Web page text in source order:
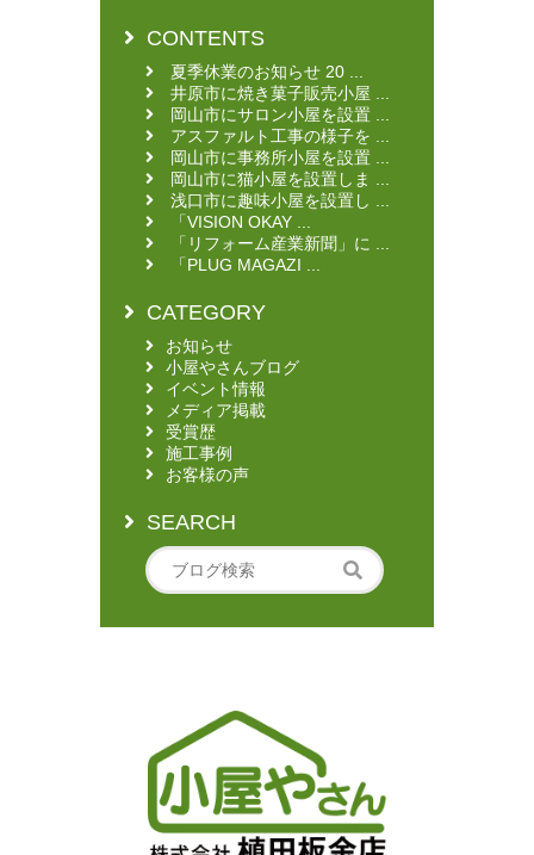
CONTENTS
夏季休業のお知らせ 20 ...
井原市に焼き菓子販売小屋 ...
岡山市にサロン小屋を設置 ...
アスファルト工事の様子を ...
岡山市に事務所小屋を設置 ...
岡山市に猫小屋を設置しま ...
浅口市に趣味小屋を設置し ...
「VISION OKAY ...
「リフォーム産業新聞」に ...
「PLUG MAGAZI ...
CATEGORY
お知らせ
小屋やさんブログ
イベント情報
メディア掲載
受賞歴
施工事例
お客様の声
SEARCH